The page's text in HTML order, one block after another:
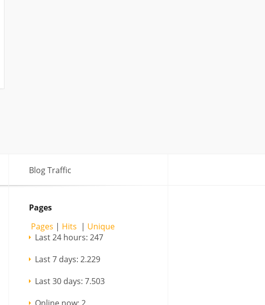
Blog Traffic
Pages
Pages | Hits | Unique
Last 24 hours: 247
Last 7 days: 2.229
Last 30 days: 7.503